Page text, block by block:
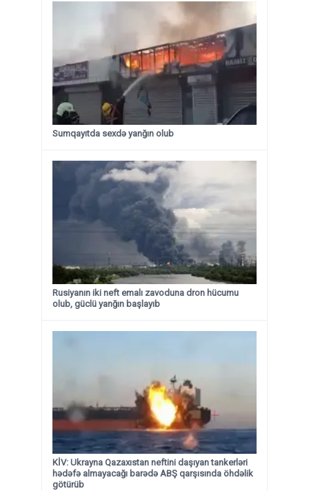
Sumqayıtda sexdə yanğın olub
Rusiyanın iki neft emalı zavoduna dron hücumu
olub, güclü yanğın başlayıb
KİV: Ukrayna Qazaxıstan neftini daşıyan tankerləri
hədəfə almayacağı barədə ABŞ qarşısında öhdəlik
götürüb